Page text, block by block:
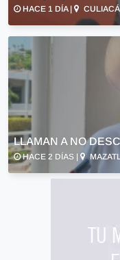
HACE 1 DÍA |
LLAMAN A NO
HACE 2 DÍAS |